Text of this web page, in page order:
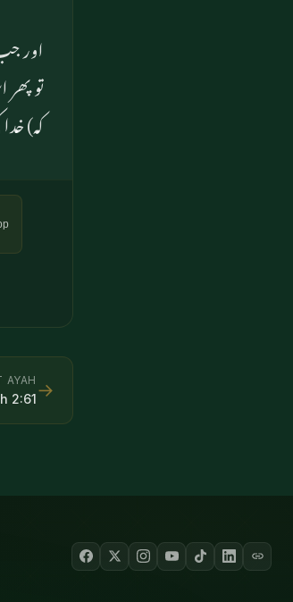
اور
تو
کہ)
AYAH
2:61→